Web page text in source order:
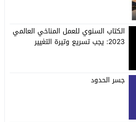
الكتاب السنوي للعمل المناخي العالمي
2023: يجب تسريع وتيرة التغيير
جسر الحدود